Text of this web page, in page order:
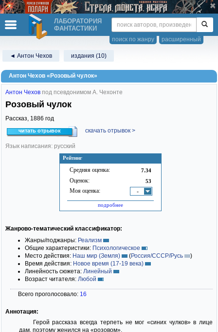
ЛАБОРАТОРИЯ
ФАНТАСТИКИ
расширенный
поиск по жанру
◄ Антон Чехов издания (10)
Антон Чехов «Розовый чулок»
Рейтинг
Средняя оценка: 7.34
Оценок: 53
Моя оценка: -
подробнее
Антон Чехов под псевдонимом А. Чехонте
Розовый чулок
Рассказ, 1886 год
читать отрывок скачать отрывок >
Язык написания: русский
Жанрово-тематический классификатор:
Жанры/поджанры: Реализм
Общие характеристики: Психологическое
Место действия: Наш мир (Земля) (Россия/СССР/Русь
)
Время действия: Новое время (17-19 века)
Линейность сюжета: Линейный
Возраст читателя: Любой
Всего проголосовало: 16
Аннотация:
Герой рассказа всегда терпеть не мог «синих чулков» в лице
дам, поэтому женился на «розовом».